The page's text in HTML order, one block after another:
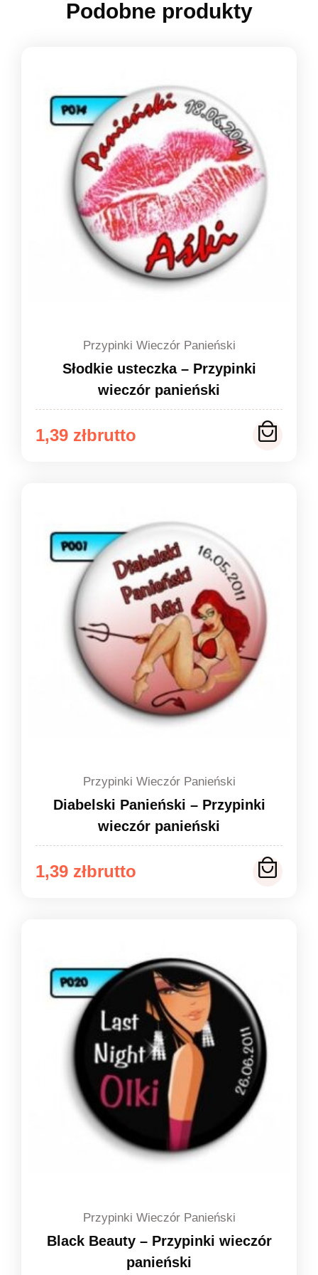
Podobne produkty
Przypinki Wieczór Panieński
Słodkie usteczka – Przypinki
wieczór panieński
1,39 zł
Zakres
do
1,49 zł
Przypinki Wieczór Panieński
Diabelski Panieński – Przypinki
wieczór panieński
1,39 zł
Zakres
do
1,49 zł
Przypinki Wieczór Panieński
Black Beauty – Przypinki wieczór
panieński